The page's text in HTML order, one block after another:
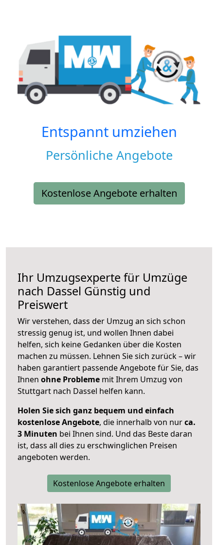
Entspannt umziehen
Persönliche Angebote
Kostenlose Angebote erhalten
Ihr Umzugsexperte für Umzüge
nach Dassel Günstig und
Preiswert
Wir verstehen, dass der Umzug an sich schon
stressig genug ist, und wollen Ihnen dabei
helfen, sich keine Gedanken über die Kosten
machen zu müssen. Lehnen Sie sich zurück – wir
haben garantiert passende Angebote für Sie, das
Ihnen ohne Probleme mit Ihrem Umzug von
Stuttgart nach Dassel helfen kann.
Holen Sie sich ganz bequem und einfach
kostenlose Angebote, die innerhalb von nurca.
3 Minuten bei Ihnen sind. Und das Beste daran
ist, dass all dies zu erschwinglichen Preisen
angeboten werden.
Kostenlose Angebote erhalten